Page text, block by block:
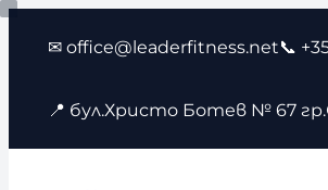
Към
съдържанието
✉ office@leaderfitness.net📞
📍 бул.Христо Ботев № 67